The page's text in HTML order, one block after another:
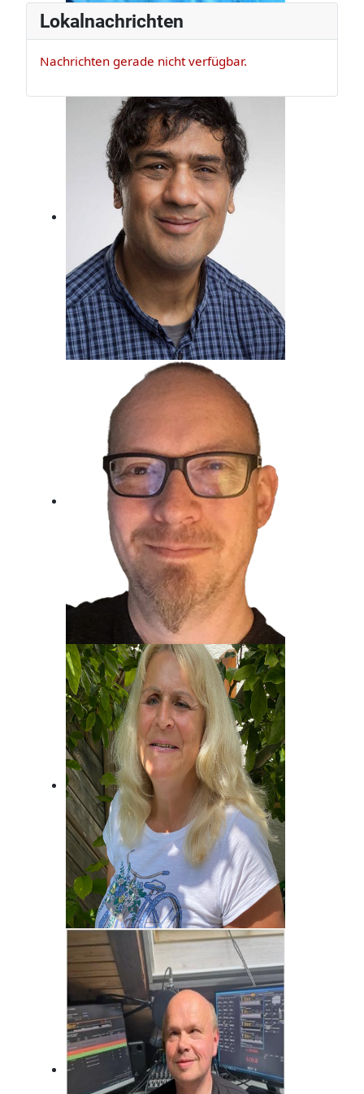
Er ist Musikexperte und Bassist, der
darf das!
Kindertraum erfüllt, Beim Radio
gelandet.
Jost Alpe
Unser Mann für die Charts!
Brigitte Habeck
Immer da, wo was los ist! Fränkisch
frech!
Lokalnachrichten
Nachrichten gerade nicht verfügbar.